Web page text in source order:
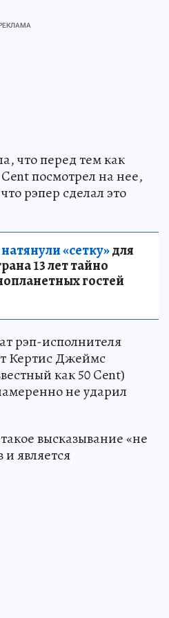
что перед тем как
посмотрел на нее,
рэпер сделал это
«сетку»для
13 лет тайно
гостей
рэп-исполнителя
Кертис Джеймс
как 50 Cent)
не ударил
высказывание «не
и является